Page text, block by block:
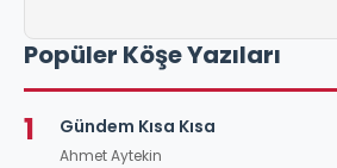
Popüler Köşe Yazıları
1 Gündem Kısa Kısa
Ahmet Aytekin